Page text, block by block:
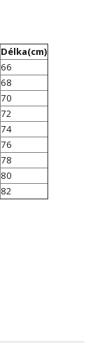
Délka(cm)
66
68
70
72
74
76
78
80
82